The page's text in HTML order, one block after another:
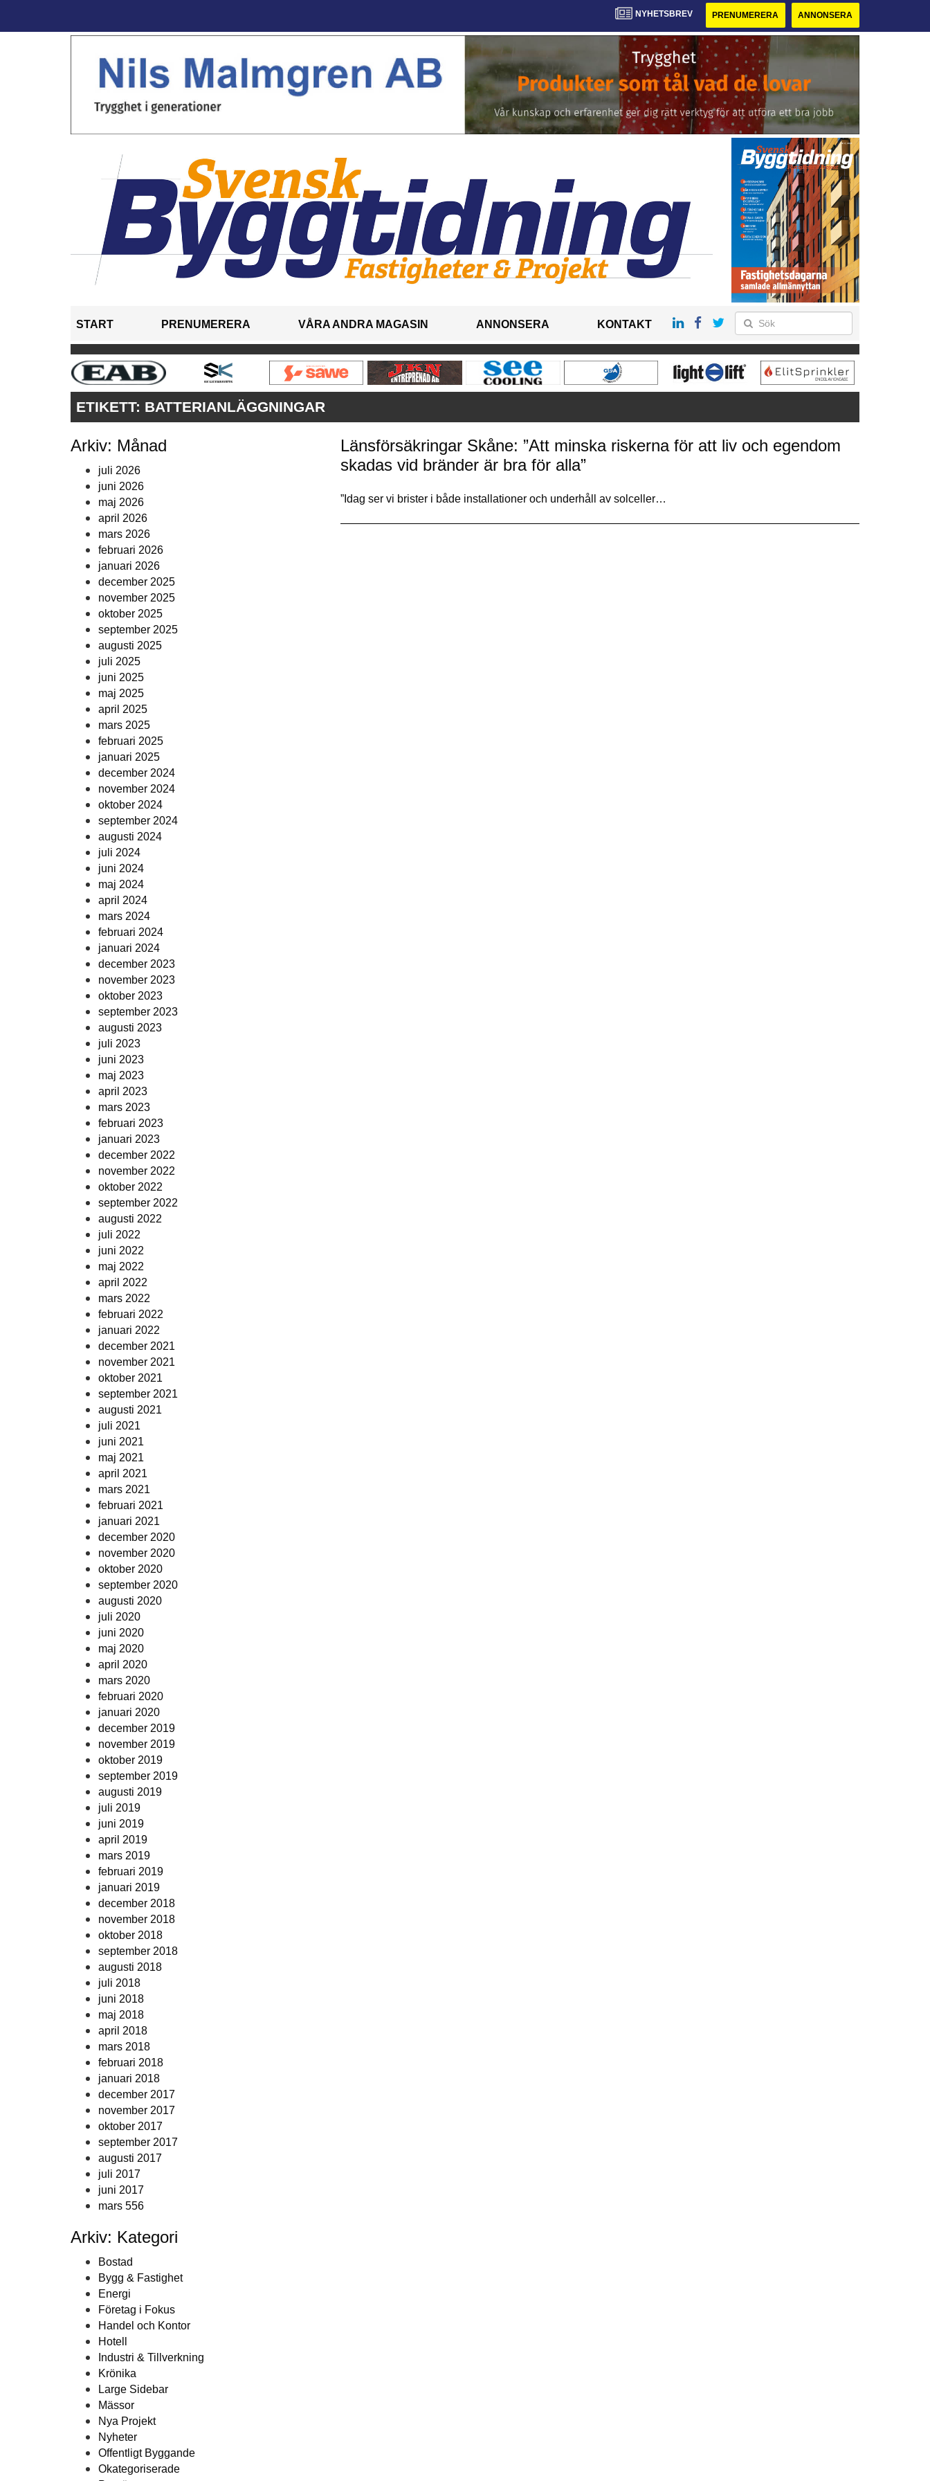
NYHETSBREV PRENUMERERA ANNONSERA
START PRENUMERERA VÅRA ANDRA MAGASIN ANNONSERA KONTAKT
ETIKETT: BATTERIANLÄGGNINGAR
Arkiv: Månad
juli 2026
juni 2026
maj 2026
april 2026
mars 2026
februari 2026
januari 2026
december 2025
november 2025
oktober 2025
september 2025
augusti 2025
juli 2025
juni 2025
maj 2025
april 2025
mars 2025
februari 2025
januari 2025
december 2024
november 2024
oktober 2024
september 2024
augusti 2024
juli 2024
juni 2024
maj 2024
april 2024
mars 2024
februari 2024
januari 2024
december 2023
november 2023
oktober 2023
september 2023
augusti 2023
juli 2023
juni 2023
maj 2023
april 2023
mars 2023
februari 2023
januari 2023
december 2022
november 2022
oktober 2022
september 2022
augusti 2022
juli 2022
juni 2022
maj 2022
april 2022
mars 2022
februari 2022
januari 2022
december 2021
november 2021
oktober 2021
september 2021
augusti 2021
juli 2021
juni 2021
maj 2021
april 2021
mars 2021
februari 2021
januari 2021
december 2020
november 2020
oktober 2020
september 2020
augusti 2020
juli 2020
juni 2020
maj 2020
april 2020
mars 2020
februari 2020
januari 2020
december 2019
november 2019
oktober 2019
september 2019
augusti 2019
juli 2019
juni 2019
april 2019
mars 2019
februari 2019
januari 2019
december 2018
november 2018
oktober 2018
september 2018
augusti 2018
juli 2018
juni 2018
maj 2018
april 2018
mars 2018
februari 2018
januari 2018
december 2017
november 2017
oktober 2017
september 2017
augusti 2017
juli 2017
juni 2017
mars 556
Arkiv: Kategori
Bostad
Bygg & Fastighet
Energi
Företag i Fokus
Handel och Kontor
Hotell
Industri & Tillverkning
Krönika
Large Sidebar
Mässor
Nya Projekt
Nyheter
Offentligt Byggande
Okategoriserade
Länsförsäkringar Skåne: ”Att minska riskerna för att liv och egendom
skadas vid bränder är bra för alla”
”Idag ser vi brister i både installationer och underhåll av solceller…